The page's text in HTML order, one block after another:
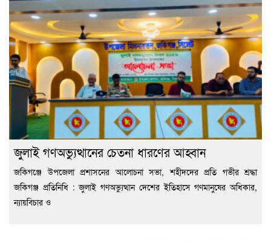
জুলাই গণঅভ্যুত্থানের চেতনা ধারণের আহ্বান
জকিগঞ্জে উপজেলা প্রশাসনের আলোচনা সভা, শহীদদের প্রতি গভীর শ্রদ্ধা
জকিগঞ্জ প্রতিনিধি : জুলাই গণঅভ্যুত্থান দেশের ইতিহাসে গণমানুষের অধিকার,
ন্যায়বিচার ও